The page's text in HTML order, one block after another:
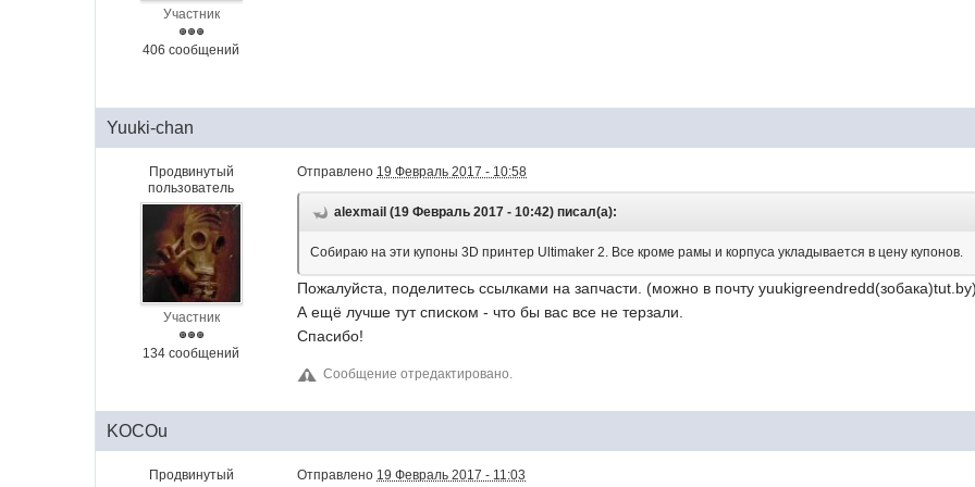
Участник
406 сообщений
Yuuki-chan
Продвинутый
пользователь
Участник
134 сообщений
Отправлено 19 Февраль 2017 - 10:58
alexmail (19 Февраль 2017 - 10:42) писал(а):
Собираю на эти купоны 3D принтер Ultimaker 2. Все кроме рамы и корпуса укладывается в цену купонов.
Пожалуйста, поделитесь ссылками на запчасти. (можно в почту yuukigreendredd(зобака)tut.by)
А ещё лучше тут списком - что бы вас все не терзали.
Спасибо!
Сообщение отредактировано.
KOCOu
Продвинутый
Отправлено 19 Февраль 2017 - 11:03